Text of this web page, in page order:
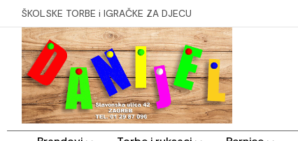
ŠKOLSKE TORBE i IGRAČKE ZA DJECU